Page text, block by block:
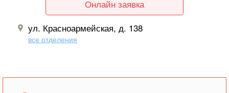
Онлайн заявка
ул. Красноармейская, д. 138
все отделения